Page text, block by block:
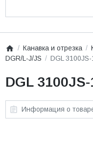
Канавка и отрезка
DGR/L-J/JS
DGL
DGL
Информация о